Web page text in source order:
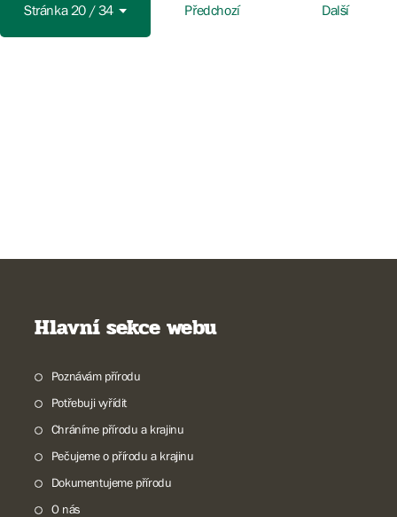
Stránka 20 / 34 Předchozí Další
Hlavní sekce webu
Poznávám přírodu
Potřebuji vyřídit
Chráníme přírodu a krajinu
Pečujeme o přírodu a krajinu
Dokumentujeme přírodu
O nás